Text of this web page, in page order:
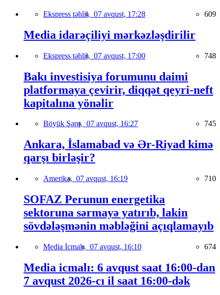
Ekspress təhlil, 07 avqust, 17:28 609
Media idarəçiliyi mərkəzləşdirilir
Ekspress təhlil, 07 avqust, 17:00 748
Bakı investisiya forumunu daimi
platformaya çevirir, diqqət qeyri-neft
kapitalına yönəlir
Böyük Şərq, 07 avqust, 16:27 745
Ankara, İslamabad və Ər-Riyad kimə
qarşı birləşir?
Amerika, 07 avqust, 16:19 710
SOFAZ Perunun energetika
sektoruna sərmayə yatırıb, lakin
sövdələşmənin məbləğini açıqlamayıb
Media İcmalı, 07 avqust, 16:10 674
Media icmalı: 6 avqust saat 16:00-dan
7 avqust 2026-cı il saat 16:00-dək